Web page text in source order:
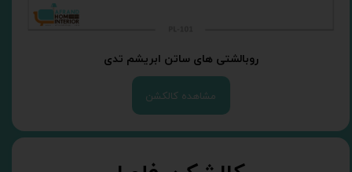
روبالشتی های ساتن ابریشم تدی
مشاهده کالکشن